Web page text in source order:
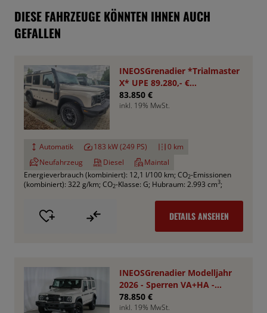
DIESE FAHRZEUGE KÖNNTEN IHNEN AUCH
GEFALLEN
INEOSGrenadier *Trialmaster
X* UPE 89.280,- €
*Aktionspreis*
83.850 €
inkl. 19% MwSt.
Automatik 183 kW (249 PS)
0 km
Neufahrzeug
Diesel
Maintal
Energieverbrauch (kombiniert): 12,1 l/100 km; CO2-Emissionen
(kombiniert): 322 g/km; CO2-Klasse: G; Hubraum: 2.993 cm3;
DETAILS ANSEHEN
INEOSGrenadier Modelljahr
2026 - Sperren VA+HA -
Smooth Pack
78.850 €
inkl. 19% MwSt.